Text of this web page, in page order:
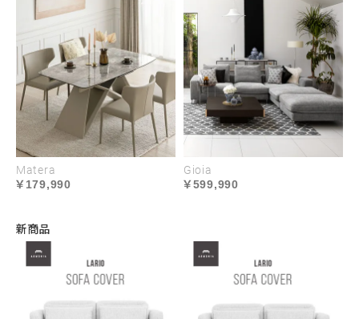
Matera
179,990
Gioia
599,990
新商品